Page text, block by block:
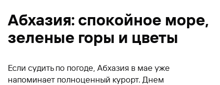
Абхазия: спокойное море,
зеленые горы и цветы
Если судить по погоде, Абхазия в мае уже
напоминает полноценный курорт. Днем